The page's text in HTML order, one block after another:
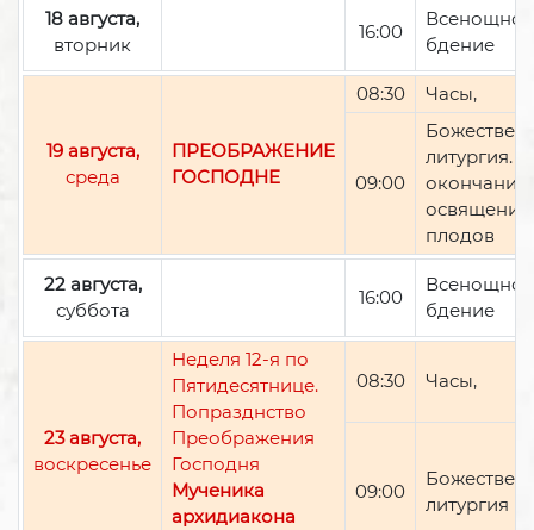
18 августа,
вторник
16:00
Всенощное
бдение
19 августа,
среда
ПРЕОБРАЖЕНИЕ
ГОСПОДНЕ
08:30 Часы,
09:00
литургия.
окончании
освящение
плодов
22 августа,
суббота
16:00
Всенощное
бдение
23 августа,
воскресенье
Неделя 12-я по
Пятидесятнице.
Попразднство
Преображения
Господня
Мученика
архидиакона
08:30 Часы,
09:00
литургия